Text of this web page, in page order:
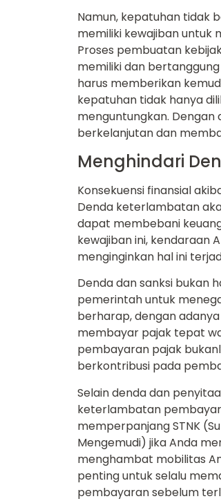
Namun, kepatuhan tidak
memiliki kewajiban untuk
Proses pembuatan
memiliki dan
harus memberikan
kepatuhan tidak hanya
menguntungkan.
berkelanjutan dan
Menghindari
Konsekuensi finansial
Denda keterlambatan
dapat membebani
kewajiban ini, kendaraan
menginginkan hal ini
Denda dan sanksi bukan
pemerintah untuk
berharap, dengan
membayar pajak tepat
pembayaran pajak
berkontribusi pada
Selain denda dan
keterlambatan
memperpanjang STNK
Mengemudi) jika Anda
menghambat mobilitas
penting untuk selalu
pembayaran sebelum